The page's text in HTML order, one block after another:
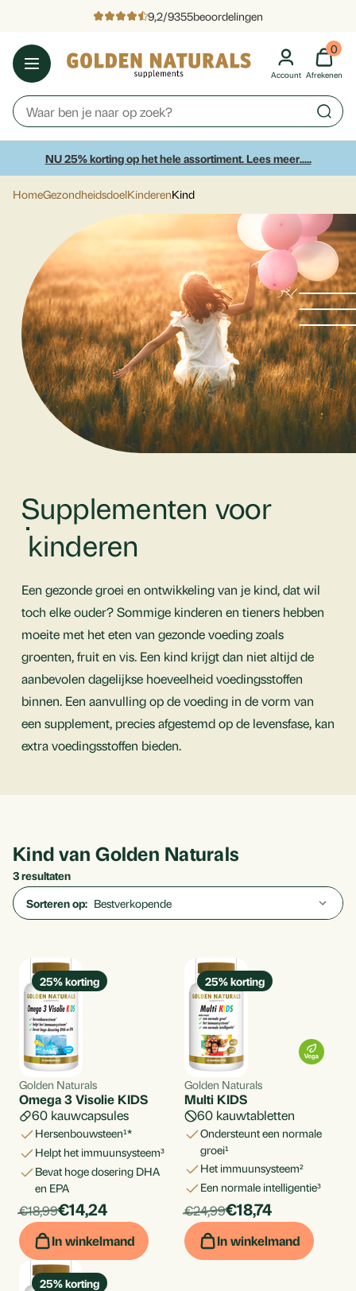
9,2/9355beoordelingen
Account
0
Afrekenen
NU 25% korting op het hele assortiment. Lees meer.....
HomeGezondheidsdoelKinderenKind
Supplementen voor
kinderen
Een gezonde groei en ontwikkeling van je kind, dat wil
toch elke ouder? Sommige kinderen en tieners hebben
moeite met het eten van gezonde voeding zoals
groenten, fruit en vis. Een kind krijgt dan niet altijd de
aanbevolen dagelijkse hoeveelheid voedingsstoffen
binnen. Een aanvulling op de voeding in de vorm van
een supplement, precies afgestemd op de levensfase, kan
extra voedingsstoffen bieden.
Kind van Golden Naturals
3 resultaten
Sorteren op:
25% korting
Golden Naturals
Omega 3 Visolie KIDS
60 kauwcapsules
hersenbouwsteen¹*
helpt het immuunsysteem³
bevat hoge dosering DHA
en EPA
Per
stuk
products.price_default:
€18,99products.price_discounted:
€14,24
In winkelmand
25% korting
Golden Naturals
Multi KIDS
60 kauwtabletten
ondersteunt een normale
groei¹
het immuunsysteem²
een normale intelligentie³
Per
stuk
products.price_default:
€24,99€18,74
In winkelmand
25% korting